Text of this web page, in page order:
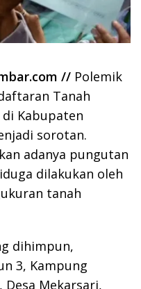
// Polemik
Tanah
di Kabupaten
sorotan.
adanya pungutan
dilakukan oleh
tanah
dihimpun,
3, Kampung
Desa Mekarsari,